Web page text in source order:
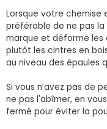
Lorsque votre chemise
préférable de ne pas la
marque et déforme les
plutôt les cintres en
au niveau des épaules
Si vous n’avez pas de
ne pas l'abîmer, en
fermé pour éviter la